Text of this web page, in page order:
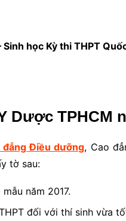
học Kỳ thi THPT
Dược TPHCM
Điều dưỡng, Cao
tờ sau:
năm 2017.
đối với thí sinh vừa